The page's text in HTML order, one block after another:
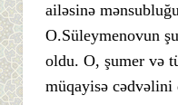
ailəsinə
O.Süleymenovun
oldu. O, şumer və
müqayisə